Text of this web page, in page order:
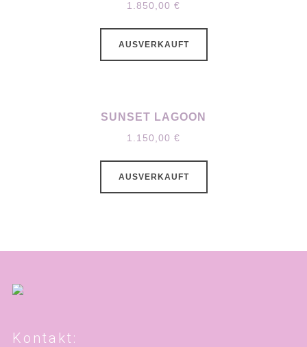
1.850,00 €
AUSVERKAUFT
SUNSET LAGOON
1.150,00 €
AUSVERKAUFT
Kontakt: